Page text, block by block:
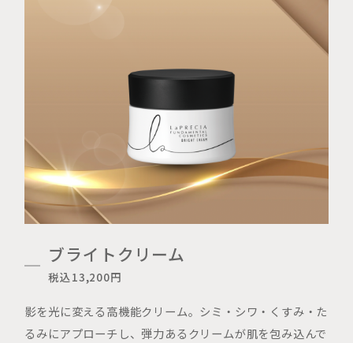
ブライトクリーム
税込13,200円
影を光に変える高機能クリーム。シミ・シワ・くすみ・た
るみにアプローチし、弾力あるクリームが肌を包み込んで